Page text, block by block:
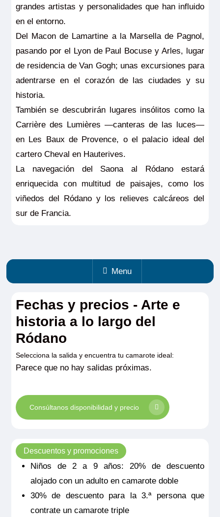
grandes artistas y personalidades que han influido
en el entorno.
Del Macon de Lamartine a la Marsella de Pagnol,
pasando por el Lyon de Paul Bocuse y Arles, lugar
de residencia de Van Gogh; unas excursiones para
adentrarse en el corazón de las ciudades y su
historia.
También se descubrirán lugares insólitos como la
Carrière des Lumières —canteras de las luces—
en Les Baux de Provence, o el palacio ideal del
cartero Cheval en Hauterives.
La navegación del Saona al Ródano estará
enriquecida con multitud de paisajes, como los
viñedos del Ródano y los relieves calcáreos del
sur de Francia.
Menu
Fechas y precios - Arte e
historia a lo largo del
Ródano
Selecciona la salida y encuentra tu camarote ideal:
Parece que no hay salidas próximas.
Consúltanos disponibilidad y precio
Descuentos y promociones
Niños de 2 a 9 años: 20% de descuento
alojado con un adulto en camarote doble
30% de descuento para la 3.ª persona que
contrate un camarote triple